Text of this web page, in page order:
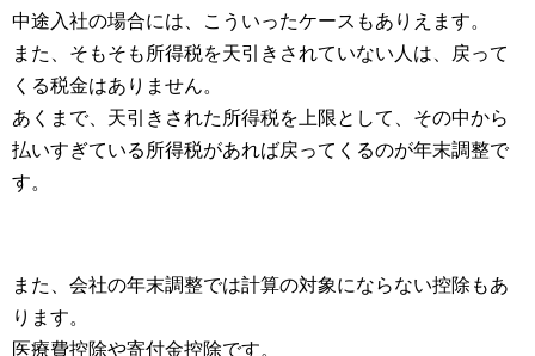
中途入社の場合には、こういったケースもありえます。
また、そもそも所得税を天引きされていない人は、戻って
くる税金はありません。
あくまで、天引きされた所得税を上限として、その中から
払いすぎている所得税があれば戻ってくるのが年末調整で
す。
また、会社の年末調整では計算の対象にならない控除もあ
ります。
医療費控除や寄付金控除です。